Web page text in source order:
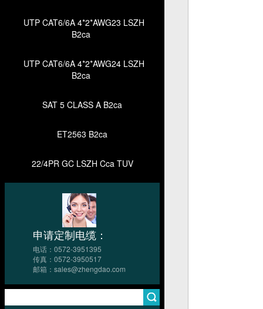
UTP CAT6/6A 4*2*AWG23 LSZH
B2ca
UTP CAT6/6A 4*2*AWG24 LSZH
B2ca
SAT 5 CLASS A B2ca
ET2563 B2ca
22/4PR GC LSZH Cca TUV
申请定制电缆：
电话：0572-3951395
传真：0572-3950517
邮箱：sales@zhengdao.com